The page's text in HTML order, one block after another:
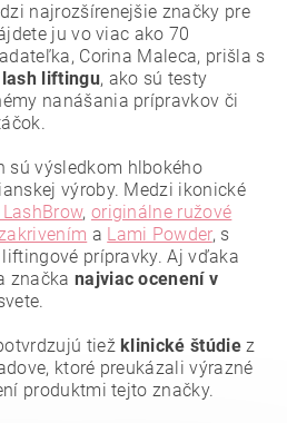
s
najrozšírenejšie značky pre
ju vo viac ako 70
Corina Maleca, prišla s
liftingu, ako sú testy
nanášania prípravkov či
sú výsledkom hlbokého
výroby. Medzi ikonické
, originálne ružové
a Lami Powder, s
prípravky. Aj vďaka
značka najviac ocenení v
tiežklinické štúdiez
ktoré preukázali výrazné
produktmi tejto značky.